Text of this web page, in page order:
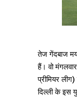
तेज गेंदबाज
हैं। वो
प्रीमियर
दिल्ली के इस